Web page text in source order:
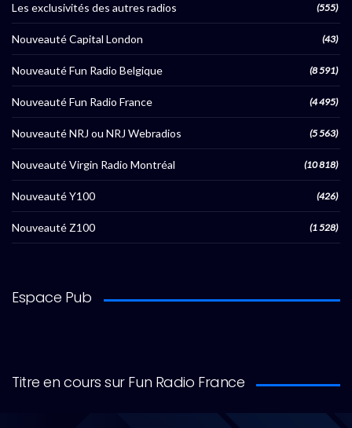
Les exclusivités des autres radios (555)
Nouveauté Capital London (43)
Nouveauté Fun Radio Belgique (8 591)
Nouveauté Fun Radio France (4 495)
Nouveauté NRJ ou NRJ Webradios (5 563)
Nouveauté Virgin Radio Montréal (10 818)
Nouveauté Y100 (426)
Nouveauté Z100 (1 528)
Espace Pub
Titre en cours sur Fun Radio France